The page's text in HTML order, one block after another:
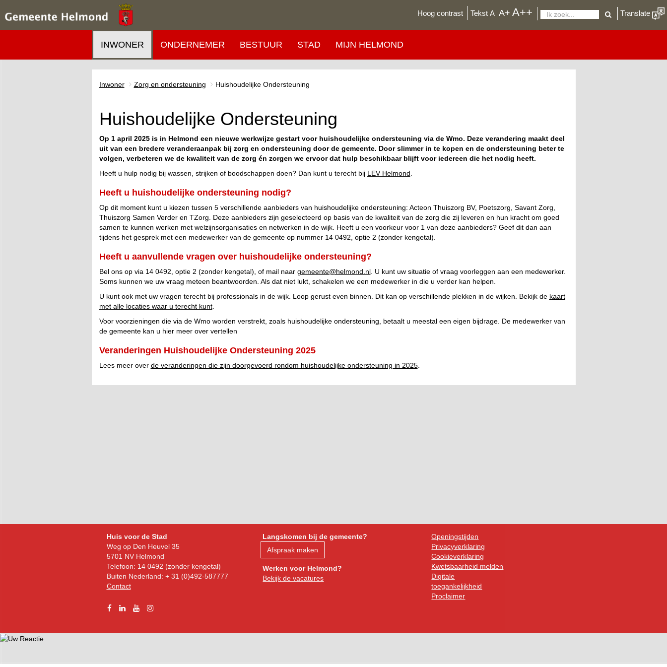
Hoog contrast
De
Tekst A A+ A++ Zoeken
Translate
INWONER ONDERNEMER BESTUUR STAD MIJN HELMOND
Inwoner Zorg en ondersteuning Huishoudelijke Ondersteuning
Huishoudelijke Ondersteuning
Op 1 april 2025 is in Helmond een nieuwe werkwijze gestart voor huishoudelijke ondersteuning via de Wmo. Deze verandering maakt deel
uit van een bredere veranderaanpak bij zorg en ondersteuning door de gemeente. Door slimmer in te kopen en de ondersteuning beter te
volgen, verbeteren we de kwaliteit van de zorg én zorgen we ervoor dat hulp beschikbaar blijft voor iedereen die het nodig heeft.
Heeft u hulp nodig bij wassen, strijken of boodschappen doen? Dan kunt u terecht bij LEV Helmond
Heeft u huishoudelijke ondersteuning nodig?
Op dit moment kunt u kiezen tussen 5 verschillende aanbieders van huishoudelijke ondersteuning: Acteon Thuiszorg BV, Poetszorg, Savant Zorg,
Thuiszorg Samen Verder en TZorg. Deze aanbieders zijn geselecteerd op basis van de kwaliteit van de zorg die zij leveren en hun kracht om goed
samen te kunnen werken met welzijnsorganisaties en netwerken in de wijk. Heeft u een voorkeur voor 1 van deze aanbieders? Geef dit dan aan
tijdens het gesprek met een medewerker van de gemeente op nummer 14 0492, optie 2 (zonder kengetal).
Heeft u aanvullende vragen over huishoudelijke ondersteuning?
Bel ons op via 14 0492, optie 2 (zonder kengetal), of mail naar gemeente@helmond.nl. U kunt uw situatie of vraag voorleggen aan een medewerker.
Soms kunnen we uw vraag meteen beantwoorden. Als dat niet lukt, schakelen we een medewerker in die u verder kan helpen.
U kunt ook met uw vragen terecht bij professionals in de wijk. Loop gerust even binnen. Dit kan op verschillende plekken in de wijken. Bekijk de kaart
met alle locaties waar u terecht kunt.
Voor voorzieningen die via de Wmo worden verstrekt, zoals huishoudelijke ondersteuning, betaalt u meestal een eigen bijdrage. De medewerker van
de gemeente kan u hier meer over vertellen
Veranderingen Huishoudelijke Ondersteuning 2025
Lees meer over de veranderingen die zijn doorgevoerd rondom huishoudelijke ondersteuning in 2025.
Bezoekadres
Huis voor de Stad
Weg op Den Heuvel 35
5701 NV Helmond
Telefoon: 14 0492 (zonder kengetal)
Buiten Nederland: + 31 (0)492-587777
Contact
Facebook
LinkedinYouTubeInstagram
Langskomen bij de gemeente?
Afspraak maken
Werken voor Helmond?
Bekijk de vacatures
Openingstijden
Privacyverklaring
Cookieverklaring
Kwetsbaarheid melden
Digitale
toegankelijkheid
Proclaimer